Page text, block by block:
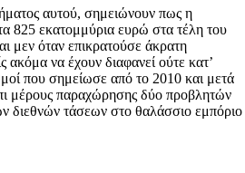
αυτού, σημειώνουν πως η
825 εκατομμύρια ευρώ στα τέλη του
μεν όταν επικρατούσε άκρατη
ακόμα να έχουν διαφανεί ούτε κατ’
που σημείωσε από το 2010 και μετά
μέρους παραχώρησης δύο προβλητών
διεθνών τάσεων στο θαλάσσιο εμπόριο